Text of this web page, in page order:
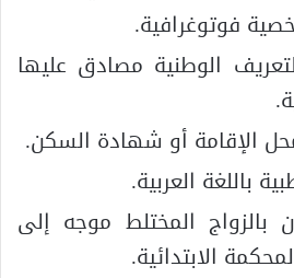
الوطنية مصادق عليها
الإقامة أو شهادة السكن.
باللغة العربية.
المختلط موجه إلى
الابتدائية.